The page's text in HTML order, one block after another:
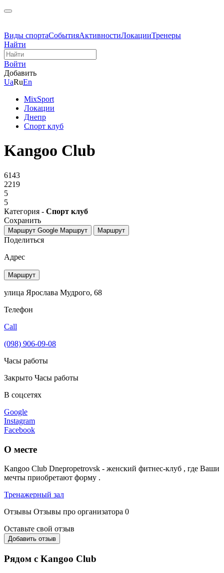
Виды спортаСобытияАктивностиЛокацииТренеры
Найти
Войти
Добавить
UaRuEn
MixSport
Локации
Днепр
Спорт клуб
Kangoo Club
6143
2219
5
5
Категория - Спорт клуб
Сохранить
Маршрут Google Маршрут Маршрут
Поделиться
Адрес
Маршрут
улица Ярослава Мудрого, 68
Телефон
Call
(098) 906-09-08
Часы работы
Закрыто Часы работы
В соцсетях
Google
Instagram
Facebook
О месте
Kangoo Club Dnepropetrovsk - женский фитнес-клуб , где Ваши
мечты приобретают форму .
Тренажерный зал
Отзывы Отзывы про организатора 0
Оставьте свой отзыв
Добавить отзыв
Рядом с Kangoo Club